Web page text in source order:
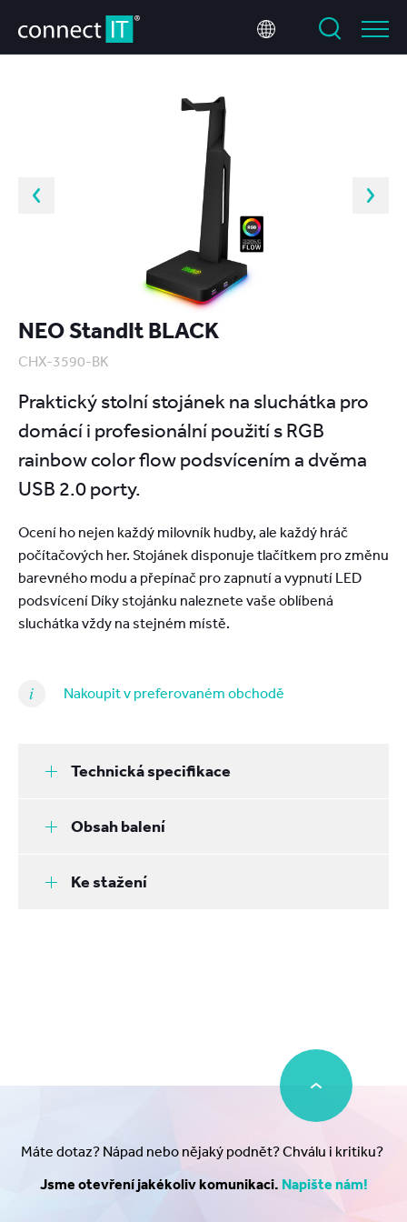
NEO StandIt BLACK
CHX-3590-BK
Praktický stolní stojánek na sluchátka pro
domácí i profesionální použití s RGB
rainbow color flow podsvícením a dvěma
USB 2.0 porty.
Ocení ho nejen každý milovník hudby, ale každý hráč
počítačových her. Stojánek disponuje tlačítkem pro změnu
barevného modu a přepínač pro zapnutí a vypnutí LED
podsvícení Díky stojánku naleznete vaše oblíbená
sluchátka vždy na stejném místě.
Nakoupit v preferovaném obchodě
Technická specifikace
Obsah balení
Ke stažení
Máte dotaz? Nápad nebo nějaký podnět? Chválu i kritiku?
Jsme otevření jakékoliv komunikaci. Napište nám!